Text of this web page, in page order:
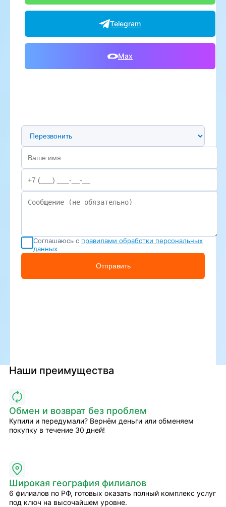
Telegram
Max
Предпочтительный способ связи
Соглашаюсь с правилами обработки персональных
данных
Отправить
Наши преимущества
Обмен и возврат без проблем
Купили и передумали? Вернём деньги или обменяем
покупку в течение 30 дней!
Широкая география филиалов
6 филиалов по РФ, готовых оказать полный комплекс услуг
под ключ на высочайшем уровне.